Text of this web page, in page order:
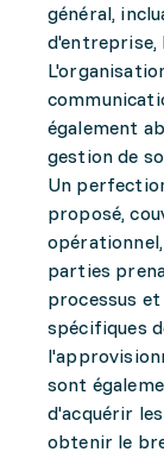
général,
également
gestion de
Un
proposé,
parties
processus
spécifiques
sont
d'acquérir
obtenir le